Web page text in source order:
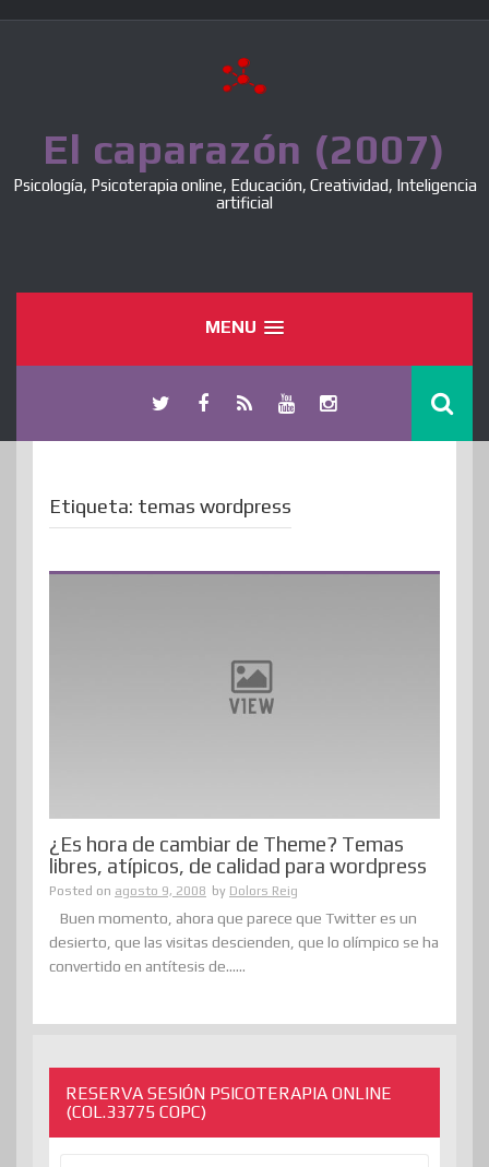
El caparazón (2007)
Psicología, Psicoterapia online, Educación, Creatividad, Inteligencia
artificial
MENU
Etiqueta: temas wordpress
¿Es hora de cambiar de Theme? Temas
libres, atípicos, de calidad para wordpress
Posted on agosto 9, 2008 by Dolors Reig
Buen momento, ahora que parece que Twitter es un
desierto, que las visitas descienden, que lo olímpico se ha
convertido en antítesis de......
RESERVA SESIÓN PSICOTERAPIA ONLINE
(COL.33775 COPC)